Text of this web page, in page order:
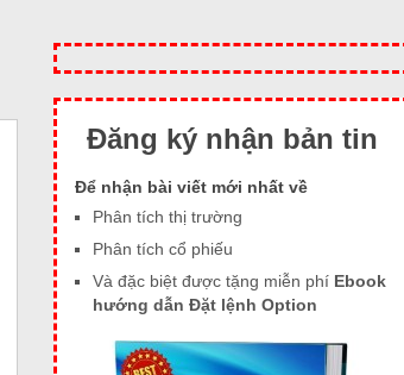
Đăng ký nhận bản tin
Để nhận bài viết mới nhất về
Phân tích thị trường
Phân tích cổ phiếu
Và đặc biệt được tặng miễn phí Ebook
hướng dẫn Đặt lệnh Option